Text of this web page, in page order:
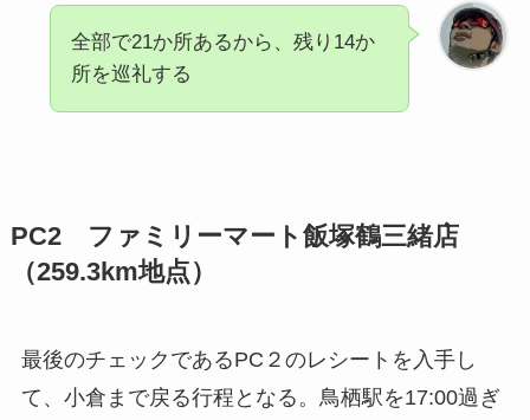
全部で21か所あるから、残り14か
所を巡礼する
PC2 ファミリーマート飯塚鶴三緒店
（259.3km地点）
最後のチェックであるPC２のレシートを入手し
て、小倉まで戻る行程となる。鳥栖駅を17:00過ぎ